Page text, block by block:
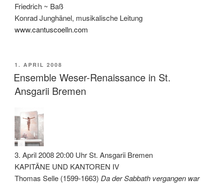
Friedrich ~ Baß
Konrad Junghänel, musikalische Leitung
www.cantuscoelln.com
VERÖFFENTLICHT
AM
1. APRIL 2008
Ensemble Weser-Renaissance in St.
Ansgarii Bremen
3. April 2008 20:00 Uhr St. Ansgarii Bremen
KAPITÄNE UND KANTOREN IV
Thomas Selle (1599-1663) Da der Sabbath vergangen war